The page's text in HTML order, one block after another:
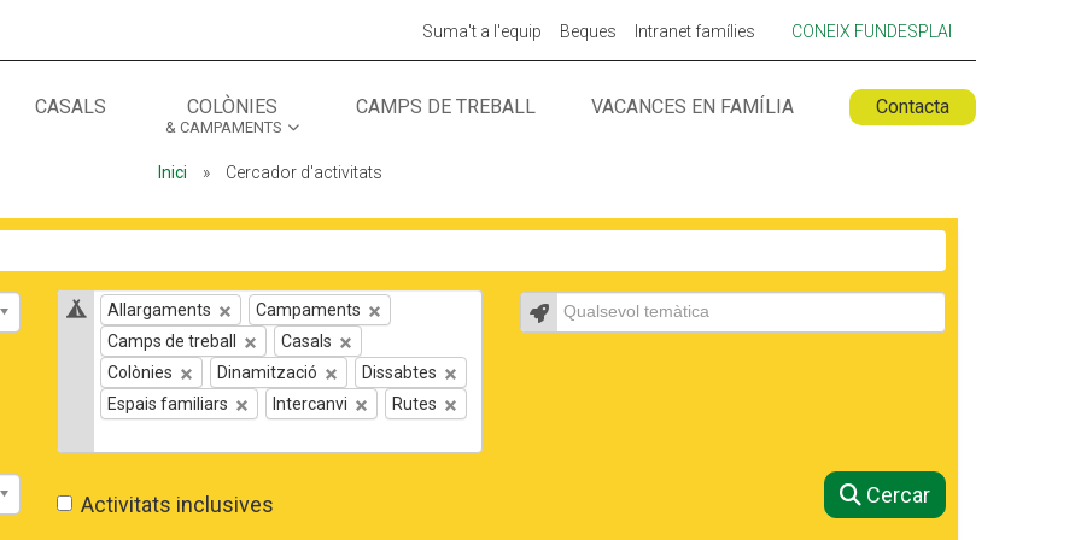
Suma't a l'equip Beques Intranet famílies CONEIX FUNDESPLAI
CASALS COLÒNIES
& CAMPAMENTS
CAMPS DE TREBALL VACANCES EN FAMÍLIA Contacta
Inici » Cercador d'activitats
Tipus d'activitat
Allargaments
Campaments
Camps de treball
Casals
Colònies
Dinamització
Dissabtes
Espais familiars
Intercanvi Rutes
Temàtica
Activitats inclusives Cercar
MÓN ESCOLAR
ACTUALITAT
Notícies